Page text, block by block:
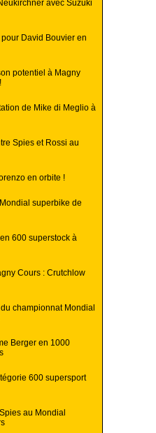
avec Suzuki
David Bouvier en
potentiel à Magny
de Mike di Meglio à
Spies et Rossi au
en orbite !
superbike de
600 superstock à
Cours : Crutchlow
championnat Mondial
Berger en 1000
600 supersport
au Mondial